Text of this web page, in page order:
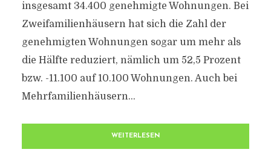
insgesamt 34.400 genehmigte Wohnungen. Bei
Zweifamilienhäusern hat sich die Zahl der
genehmigten Wohnungen sogar um mehr als
die Hälfte reduziert, nämlich um 52,5 Prozent
bzw. -11.100 auf 10.100 Wohnungen. Auch bei
Mehrfamilienhäusern...
WEITERLESEN